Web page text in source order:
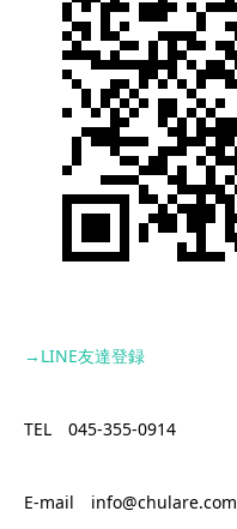
→LINE友達登録
TEL 045-355-0914
E-mail info@chulare.com